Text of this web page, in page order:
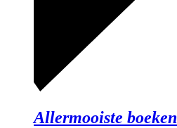
Allermooiste boeken